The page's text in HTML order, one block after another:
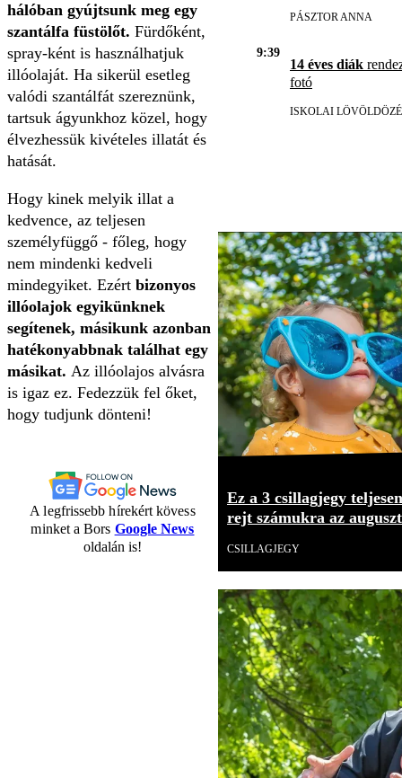
hálóban gyújtsunk meg egy
szantálfa füstölőt. Fürdőként,
spray-ként is használhatjuk
illóolaját. Ha sikerül esetleg
valódi szantálfát szereznünk,
tartsuk ágyunkhoz közel, hogy
élvezhessük kivételes illatát és
hatását.
Hogy kinek melyik illat a
kedvence, az teljesen
személyfüggő - főleg, hogy
nem mindenki kedveli
mindegyiket. Ezért bizonyos
illóolajok egyikünknek
segítenek, másikunk azonban
hatékonyabbnak találhat egy
másikat. Az illóolajos alvásra
is igaz ez. Fedezzük fel őket,
hogy tudjunk dönteni!
A legfrissebb hírekért kövess
minket a Bors Google News
oldalán is!
PÁSZTOR ANNA
9:39
14 éves diák
fotó
ISKOLAI
Ez a 3 csillagjegy
rejt számukra az
CSILLAGJEGY